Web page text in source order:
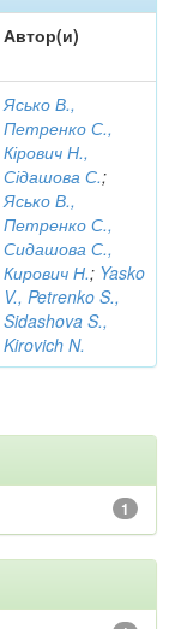
Автор(и)
Ясько В.,
Петренко С.,
Кірович Н.,
Сідашова С.;
Ясько В.,
Петренко С.,
Сидашова С.,
Кирович Н.; Yasko
V., Petrenko S.,
Sidashova S.,
Kirovich N.
1